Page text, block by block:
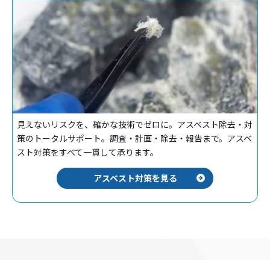
見えないリスクを、確かな技術でゼロに。アスベスト除去・対
策のトータルサポート。調査・計画・除去・報告まで。アスベ
スト対策をすべて一貫して承ります。
アスベスト対策を見る